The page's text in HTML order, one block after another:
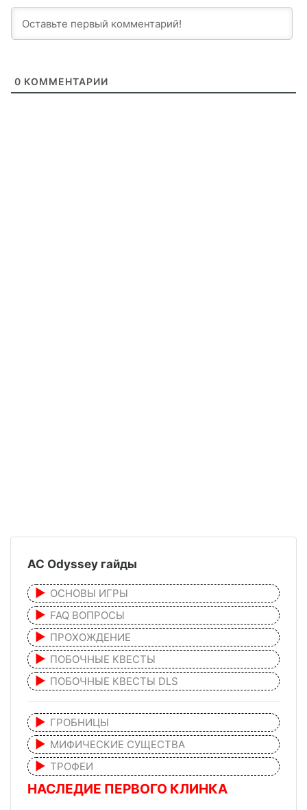
0 КОММЕНТАРИИ
AC Odyssey гайды
ОСНОВЫ ИГРЫ
FAQ ВОПРОСЫ
ПРОХОЖДЕНИЕ
ПОБОЧНЫЕ КВЕСТЫ
ПОБОЧНЫЕ КВЕСТЫ DLS
ГРОБНИЦЫ
МИФИЧЕСКИЕ СУЩЕСТВА
ТРОФЕИ
НАСЛЕДИЕ ПЕРВОГО КЛИНКА